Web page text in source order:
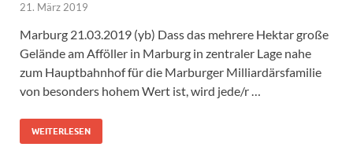
21. März 2019
Marburg 21.03.2019 (yb) Dass das mehrere Hektar große
Gelände am Afföller in Marburg in zentraler Lage nahe
zum Hauptbahnhof für die Marburger Milliardärsfamilie
von besonders hohem Wert ist, wird jede/r …
WEITERLESEN